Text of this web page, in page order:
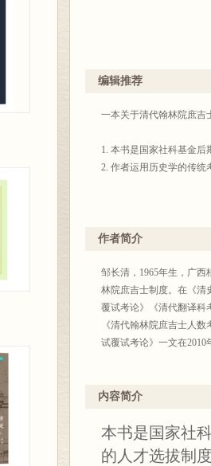
编辑推荐
一本关于清代翰林院庶吉
1. 本书是国家社科基金后
2. 作者运用历史学的传
作者简介
邹长清，1965年生，广
林院庶吉士制度。在《清
覆试考论》《清代翻译科
《清代翰林院庶吉士人
试覆试考论》一文在
内容简介
本书是国家社
的人才选拔制